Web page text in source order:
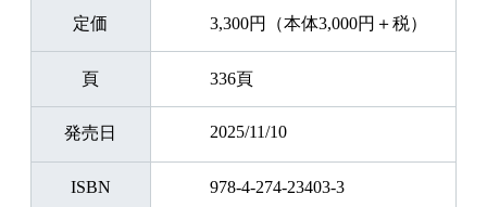
ラインをスムーズに確認できます。
どのように相談すれば良いかのイメージがつかめるため、具
体的で効率的なやり取りが可能になります。結果として、法
務上・ビジネス上の落とし穴を事前に可視化でき、無駄なコ
ストやトラブルを避けられます。
◎有識者・法律家・弁護士に相談するための下地をつくり、
定価 3,300円（本体3,000円＋税）
頁 336頁
発売日 2025/11/10
ISBN 978-4-274-23403-3